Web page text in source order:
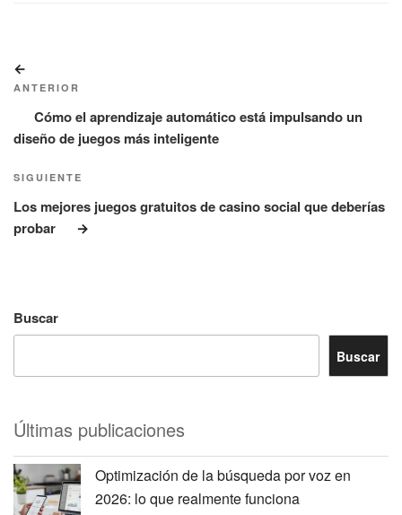
de
entradas
anterior:
ANTERIOR
Cómo el aprendizaje automático está impulsando un
diseño de juegos más inteligente
Siguiente
entrada
SIGUIENTE
Los mejores juegos gratuitos de casino social que deberías
probar
Buscar
Buscar
Últimas publicaciones
Optimización de la búsqueda por voz en
2026: lo que realmente funciona